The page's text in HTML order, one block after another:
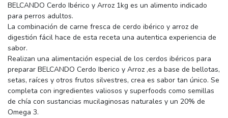
BELCANDO Cerdo Ibérico y Arroz 1kg es un alimento indicado
para perros adultos.
La combinación de carne fresca de cerdo ibérico y arroz de
digestión fácil hace de esta receta una autentica experiencia de
sabor.
Realizan una alimentación especial de los cerdos ibéricos para
preparar BELCANDO Cerdo Iberico y Arroz ,es a base de bellotas,
setas, raíces y otros frutos silvestres, crea es sabor tan único. Se
completa con ingredientes valiosos y superfoods como semillas
de chía con sustancias mucilaginosas naturales y un 20% de
Omega 3.